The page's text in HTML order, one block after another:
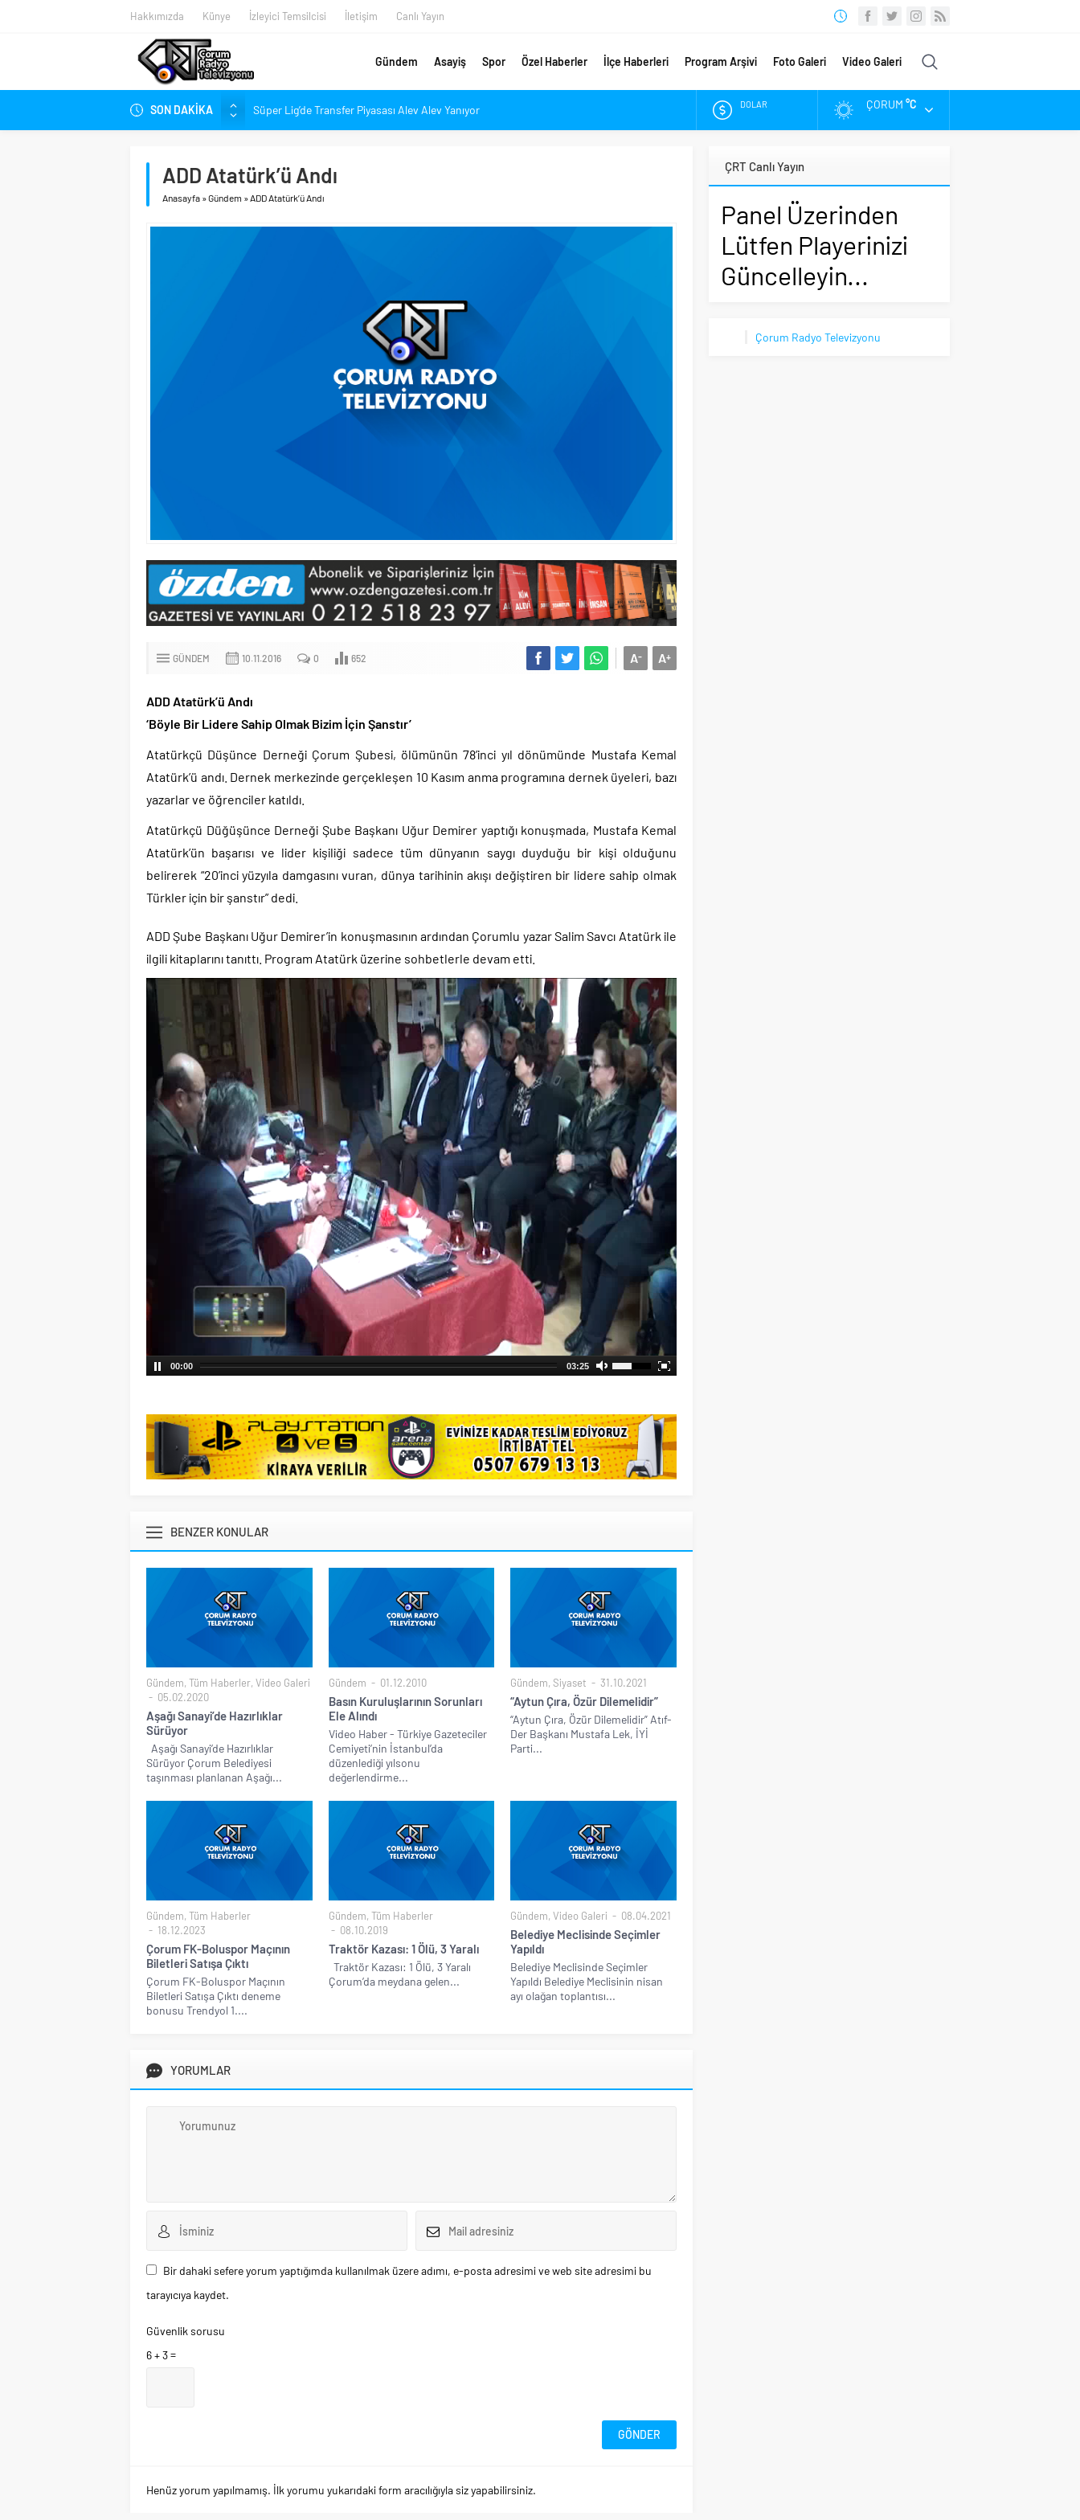
Hakkımızda Künye İzleyici Temsilcisi İletişim Canlı Yayın
Gündem Asayiş Spor Özel Haberler İlçe Haberleri Program Arşivi Foto Galeri Video Galeri
SON DAKİKA
Süper Lig’de Transfer Piyasası Alev Alev Yanıyor
Gökel’den Çorum’a: Balçık’ın Yükünü Hafifletmeliyiz
Penetra, Süper Lig’in En Değerli Kaçıncı Stoperi Oldu?
Arca Çorum FK Yeni Sponsorunu Açıkladı
Stadyumdaki Hazırlıklar Denetlendi
DOLAR
ALTIN
BIST
ÇORUM °C
ADD Atatürk’ü Andı
Anasayfa »Gündem »ADD Atatürk’ü Andı
GÜNDEM 10.11.2016 0 652 A+
A-
ADD Atatürk’ü Andı
‘Böyle Bir Lidere Sahip Olmak Bizim İçin Şanstır’
Atatürkçü Düşünce Derneği Çorum Şubesi, ölümünün 78’inci yıl dönümünde Mustafa Kemal
Atatürk’ü andı. Dernek merkezinde gerçekleşen 10 Kasım anma programına dernek üyeleri, bazı
yazarlar ve öğrenciler katıldı.
Atatürkçü Düğüşünce Derneği Şube Başkanı Uğur Demirer yaptığı konuşmada, Mustafa Kemal
Atatürk’ün başarısı ve lider kişiliği sadece tüm dünyanın saygı duyduğu bir kişi olduğunu
belirerek “20’inci yüzyıla damgasını vuran, dünya tarihinin akışı değiştiren bir lidere sahip olmak
Türkler için bir şanstır” dedi.
ADD Şube Başkanı Uğur Demirer’in konuşmasının ardından Çorumlu yazar Salim Savcı Atatürk ile
ilgili kitaplarını tanıttı. Program Atatürk üzerine sohbetlerle devam etti.
00:00 03:25
BENZER KONULAR
Gündem, Tüm Haberler, Video Galeri
05.02.2020
Aşağı Sanayi’de Hazırlıklar
Sürüyor
Aşağı Sanayi’de Hazırlıklar
Sürüyor Çorum Belediyesi
taşınması planlanan Aşağı...
Gündem 01.12.2010
Basın Kuruluşlarının Sorunları
Ele Alındı
Video Haber - Türkiye Gazeteciler
Cemiyeti’nin İstanbul’da
düzenlediği yılsonu
değerlendirme...
Gündem,Siyaset 31.10.2021
“Aytun Çıra, Özür Dilemelidir”
“Aytun Çıra, Özür Dilemelidir” Atıf-
Der Başkanı Mustafa Lek, İYİ
Parti...
Gündem, Tüm Haberler
18.12.2023
Çorum FK-Boluspor Maçının
Biletleri Satışa Çıktı
Çorum FK-Boluspor Maçının
Biletleri Satışa Çıktı deneme
bonusu Trendyol 1....
Gündem, Tüm Haberler
08.10.2019
Traktör Kazası: 1 Ölü, 3 Yaralı
Traktör Kazası: 1 Ölü, 3 Yaralı
Çorum’da meydana gelen...
Gündem,Video Galeri 08.04.2021
Belediye Meclisinde Seçimler
Yapıldı
Belediye Meclisinde Seçimler
Yapıldı Belediye Meclisinin nisan
ayı olağan toplantısı...
YORUMLAR
Bir dahaki sefere yorum yaptığımda kullanılmak üzere adımı, e-posta adresimi ve web site adresimi bu
tarayıcıya kaydet.
Güvenlik sorusu
6 + 3 =
Henüz yorum yapılmamış. İlk yorumu yukarıdaki form aracılığıyla siz yapabilirsiniz.
ÇRT Canlı Yayın
Panel Üzerinden
Lütfen Playerinizi
Güncelleyin...
Çorum Radyo Televizyonu